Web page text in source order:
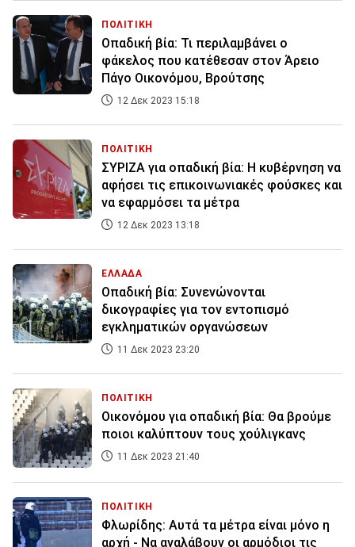
ΠΟΛΙΤΙΚΗ
Οπαδική βία: Τι περιλαμβάνει ο
φάκελος που κατέθεσαν στον Άρειο
Πάγο Οικονόμου, Βρούτσης
12 Δεκ 2023 15:18
ΠΟΛΙΤΙΚΗ
ΣΥΡΙΖΑ για οπαδική βία: Η κυβέρνηση να
αφήσει τις επικοινωνιακές φούσκες και
να εφαρμόσει τα μέτρα
12 Δεκ 2023 13:18
ΕΛΛΑΔΑ
Οπαδική βία: Συνενώνονται
δικογραφίες για τον εντοπισμό
εγκληματικών οργανώσεων
11 Δεκ 2023 23:20
ΠΟΛΙΤΙΚΗ
Οικονόμου για οπαδική βία: Θα βρούμε
ποιοι καλύπτουν τους χούλιγκανς
11 Δεκ 2023 21:40
ΠΟΛΙΤΙΚΗ
Φλωρίδης: Αυτά τα μέτρα είναι μόνο η
αρχή - Να αναλάβουν οι αρμόδιοι τις